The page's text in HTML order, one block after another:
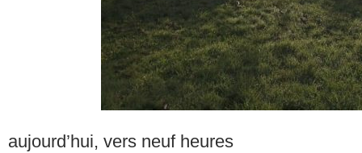
aujourd’hui, vers neuf heures